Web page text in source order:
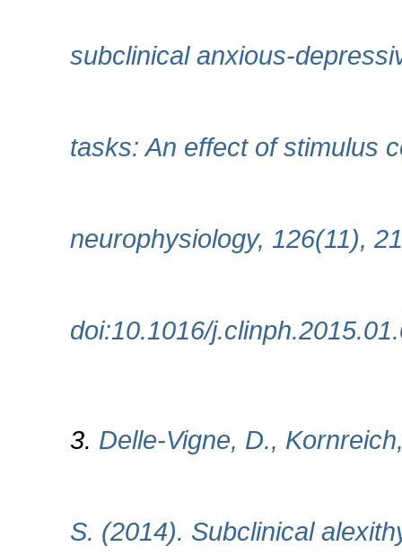
subclinical anxious-
tasks: An effect of stimulus
neurophysiology, 126(11),
doi:10.1016/
3. Delle-Vigne, D.,
S. (2014). Subclinical